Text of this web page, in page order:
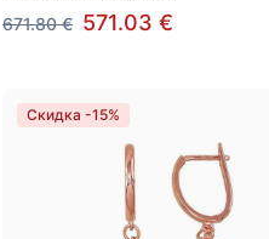
671.80 € 571.03 €
Скидка -15%